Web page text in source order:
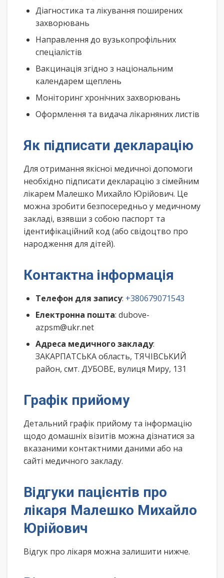
Діагностика та лікування поширених
захворювань
Направлення до вузькопрофільних
спеціалістів
Вакцинація згідно з національним
календарем щеплень
Моніторинг хронічних захворювань
Оформлення та видача лікарняних листів
Як підписати декларацію
Для отримання якісної медичної допомоги
необхідно підписати декларацію з сімейним
лікарем Малешко Михайло Юрійович. Це
можна зробити безпосередньо у медичному
закладі, взявши з собою паспорт та
ідентифікаційний код (або свідоцтво про
народження для дітей).
Контактна інформація
Телефон для запису: +380679071543
Електронна пошта: dubove-
azpsm@ukr.net
Адреса медичного закладу:
ЗАКАРПАТСЬКА область, ТЯЧІВСЬКИЙ
район, смт. ДУБОВЕ, вулиця Миру, 131
Графік прийому
Детальний графік прийому та інформацію
щодо домашніх візитів можна дізнатися за
вказаними контактними даними або на
сайті медичного закладу.
Відгуки пацієнтів про
лікаря Малешко Михайло
Юрійович
Відгук про лікаря можна залишити нижче.